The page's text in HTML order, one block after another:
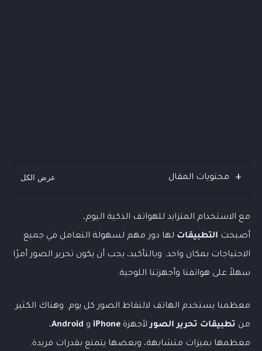
محتويات المقال
مع الاستخدام المتزايد للهواتف الذكية اليوم،
أصبحت التطبيقات لها دور مهم لسهولة التعامل في جميع
الاحتياجات بمكان واحد. وبالتأكيد، يجب أن يكون تحرير الصور أمرًا
سهلاً على هواتفنا وأجهزتنا اللوحية.
معظمنا يستخدم الهاتف لالتقاط الصور كل يوم. وهناك الكثير
من تطبيقات تحرير الصورلأجهزة iPhone و Android،
معظمها بميزات متشابهة، وبعضها يتمتع بقدرات فريدة.